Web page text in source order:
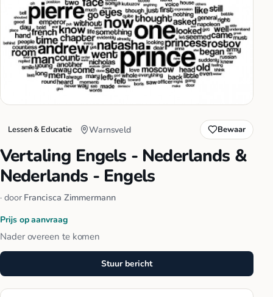
Lessen & Educatie Warnsveld Bewaar
Vertaling Engels - Nederlands &
Nederlands - Engels
· door Francisca Zimmermann
Prijs op aanvraag
Nader overeen te komen
Stuur bericht